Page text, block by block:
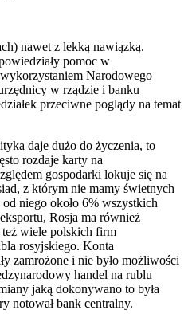
nawet z lekką nawiązką.
pomoc w
Narodowego
w rządzie i banku
przeciwne poglądy na temat
daje dużo do życzenia, to
rozdaje karty na
gospodarki lokuje się na
z którym nie mamy świetnych
niego około 6% wszystkich
Rosja ma również
też wiele polskich firm
rosyjskiego. Konta
zamrożone i nie było możliwości
handel na rublu
jaką dokonywano to była
notował bank centralny.